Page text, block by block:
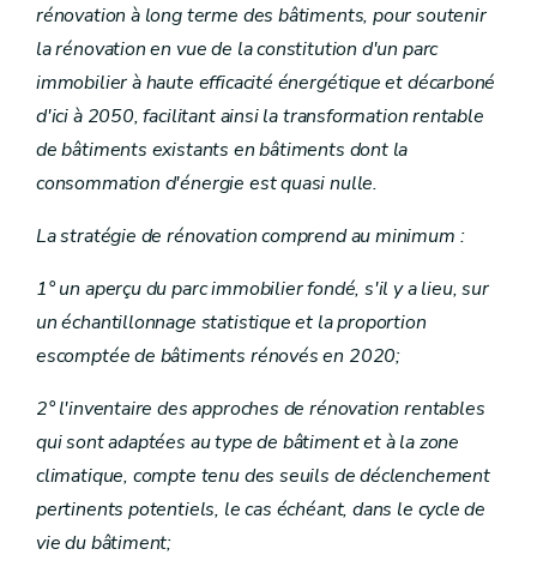
rénovation à long terme des bâtiments, pour soutenir
la rénovation en vue de la constitution d'un parc
immobilier à haute efficacité énergétique et décarboné
d'ici à 2050, facilitant ainsi la transformation rentable
de bâtiments existants en bâtiments dont la
consommation d'énergie est quasi nulle.
La stratégie de rénovation comprend au minimum :
1° un aperçu du parc immobilier fondé, s'il y a lieu, sur
un échantillonnage statistique et la proportion
escomptée de bâtiments rénovés en 2020;
2° l'inventaire des approches de rénovation rentables
qui sont adaptées au type de bâtiment et à la zone
climatique, compte tenu des seuils de déclenchement
pertinents potentiels, le cas échéant, dans le cycle de
vie du bâtiment;